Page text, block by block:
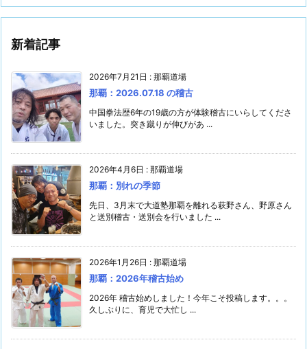
新着記事
2026年7月21日 : 那覇道場
那覇：2026.07.18 の稽古
中国拳法歴6年の19歳の方が体験稽古にいらしてくださ
いました。突き蹴りが伸びがあ ...
2026年4月6日 : 那覇道場
那覇：別れの季節
先日、3月末で大道塾那覇を離れる萩野さん、野原さん
と送別稽古・送別会を行いました ...
2026年1月26日 : 那覇道場
那覇：2026年稽古始め
2026年 稽古始めしました！今年こそ投稿します。。。
久しぶりに、育児で大忙し ...